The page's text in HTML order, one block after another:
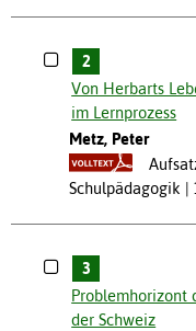
2
Von Herbarts
im Lernprozess
Metz, Peter
Schulpädagogik
3
Problemhorizont
der Schweiz